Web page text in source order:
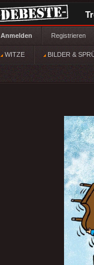
Anmelden Registrieren
WITZE BILDER &